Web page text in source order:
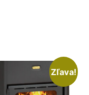
Zľava!